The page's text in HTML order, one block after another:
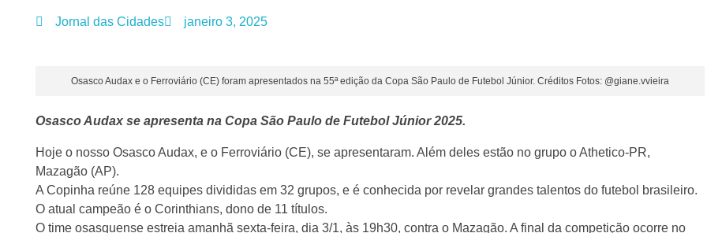
Jornal das Cidades janeiro 3, 2025
Osasco Audax e o Ferroviário (CE) foram apresentados na 55ª edição da Copa São Paulo de Futebol Júnior. Créditos Fotos: @giane.vvieira
Osasco Audax se apresenta na Copa São Paulo de Futebol Júnior 2025.
Hoje o nosso Osasco Audax, e o Ferroviário (CE), se apresentaram. Além deles estão no grupo o Athetico-PR,
Mazagão (AP).
A Copinha reúne 128 equipes divididas em 32 grupos, e é conhecida por revelar grandes talentos do futebol brasileiro.
O atual campeão é o Corinthians, dono de 11 títulos.
O time osasquense estreia amanhã sexta-feira, dia 3/1, às 19h30, contra o Mazagão. A final da competição ocorre no